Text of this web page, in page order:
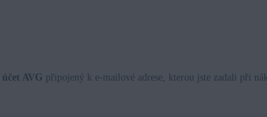
účet AVG připojený k e-mailové adrese, kterou jste zadali při